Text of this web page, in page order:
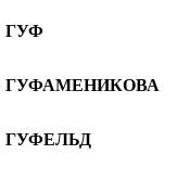
ГУФ
ГУФАМЕНИКОВА
ГУФЕЛЬД